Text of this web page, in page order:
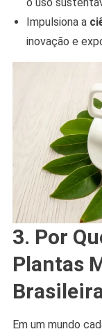
o uso
Impulsiona a
inovação e
3. Por
Plantas
Em um mundo